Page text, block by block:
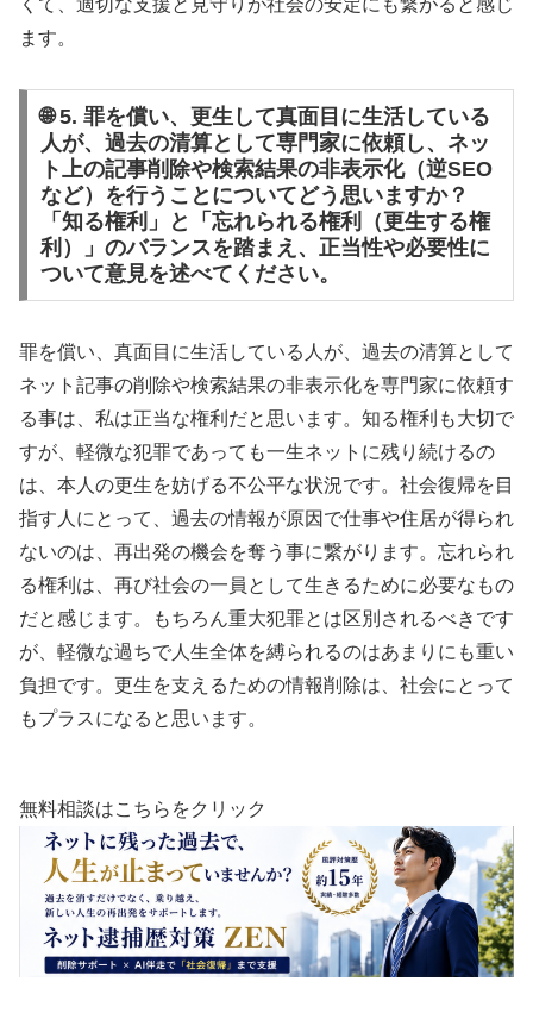
くて、適切な支援と見守りが社会の安定にも繋がると感じ
ます。
🌐 5. 罪を償い、更生して真面目に生活している
人が、過去の清算として専門家に依頼し、ネッ
ト上の記事削除や検索結果の非表示化（逆SEO
など）を行うことについてどう思いますか？
「知る権利」と「忘れられる権利（更生する権
利）」のバランスを踏まえ、正当性や必要性に
ついて意見を述べてください。
罪を償い、真面目に生活している人が、過去の清算として
ネット記事の削除や検索結果の非表示化を専門家に依頼す
る事は、私は正当な権利だと思います。知る権利も大切で
すが、軽微な犯罪であっても一生ネットに残り続けるの
は、本人の更生を妨げる不公平な状況です。社会復帰を目
指す人にとって、過去の情報が原因で仕事や住居が得られ
ないのは、再出発の機会を奪う事に繋がります。忘れられ
る権利は、再び社会の一員として生きるために必要なもの
だと感じます。もちろん重大犯罪とは区別されるべきです
が、軽微な過ちで人生全体を縛られるのはあまりにも重い
負担です。更生を支えるための情報削除は、社会にとって
もプラスになると思います。
無料相談はこちらをクリック